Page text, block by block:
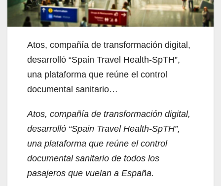
Atos, compañía de transformación digital,
desarrolló “Spain Travel Health-SpTH”,
una plataforma que reúne el control
documental sanitario…
Atos, compañía de transformación digital,
desarrolló “Spain Travel Health-SpTH”,
una plataforma que reúne el control
documental sanitario de todos los
pasajeros que vuelan a España.